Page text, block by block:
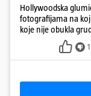
Hollywoodska
fotografijama na
koje nije obukla
fotografije u kupaćem
1